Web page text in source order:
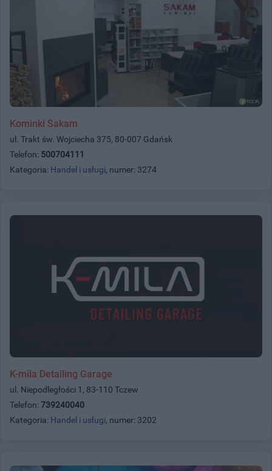
Kominki Sakam
ul. Trakt św. Wojciecha 375, 80-007 Gdańsk
Telefon: 500704111
Kategoria: Handel i usługi, numer: 3274
K-mila Detailing Garage
ul. Niepodległości 1, 83-110 Tczew
Telefon: 739240040
Kategoria: Handel i usługi, numer: 3202